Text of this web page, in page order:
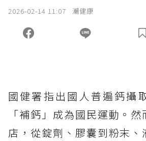
2026-02-14 11:07 潮健康
國健署指出國人普遍鈣攝
「補鈣」成為國民運動。
店，從錠劑、膠囊到粉末、